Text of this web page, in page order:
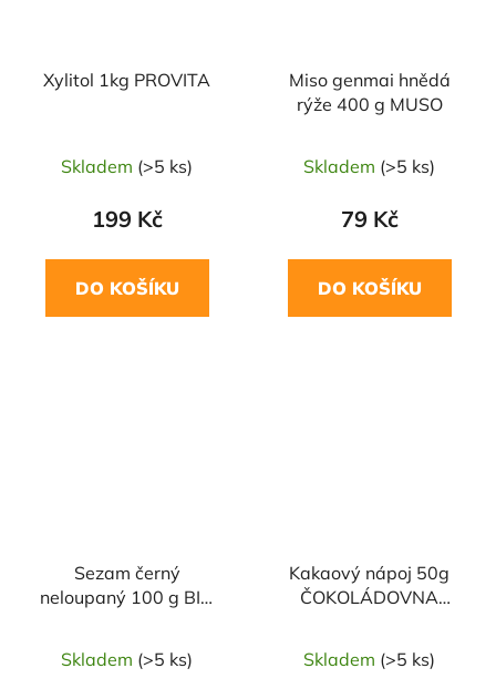
Xylitol 1kg PROVITA
Skladem (>5 ks)
199 Kč
DO KOŠÍKU
Miso genmai hnědá
rýže 400 g MUSO
Skladem (>5 ks)
79 Kč
DO KOŠÍKU
Sezam černý
neloupaný 100 g BIO
Skladem (>5 ks)
Kakaový nápoj 50g
ČOKOLÁDOVNA
Skladem (>5 ks)